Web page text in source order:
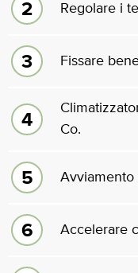
Regolare i
Fissare
Co.
Avviamento
Accelerare